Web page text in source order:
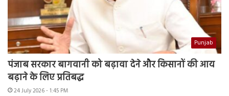
Punjab
पंजाब सरकार बागवानी को बढ़ावा देने और किसानों की आय
बढ़ाने के लिए प्रतिबद्ध
24 July 2026 - 1:45 PM